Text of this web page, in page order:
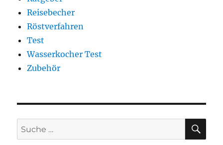
Reisebecher
Röstverfahren
Test
Wasserkocher Test
Zubehör
Suche
nach: